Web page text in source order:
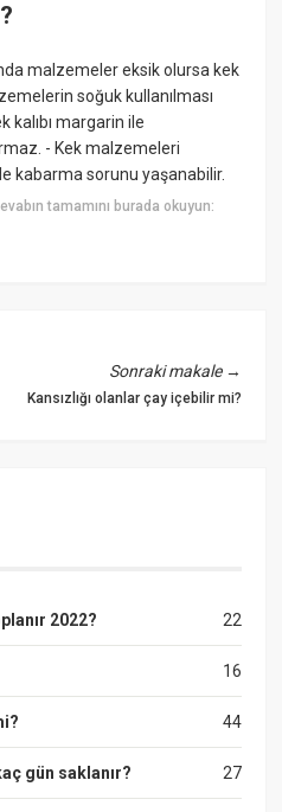
malzemeler eksik olursa kek
soğuk kullanılması
kalıbı margarin ile
- Kek malzemeleri
kabarma sorunu yaşanabilir.
tamamını burada okuyun:
Sonraki makale→
Kansızlığı olanlar çay içebilir mi?
22
2022?
16
44
27
gün saklanır?